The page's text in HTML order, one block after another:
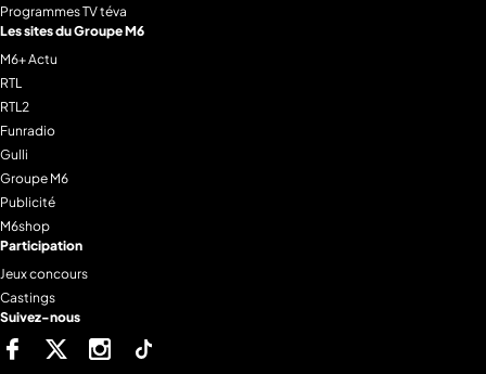
Programmes TV téva
Les sites du Groupe M6
M6+ Actu
RTL
RTL2
Funradio
Gulli
Groupe M6
Publicité
M6shop
Participation
Jeux concours
Castings
Suivez-nous
FacebookTwitter Instagram